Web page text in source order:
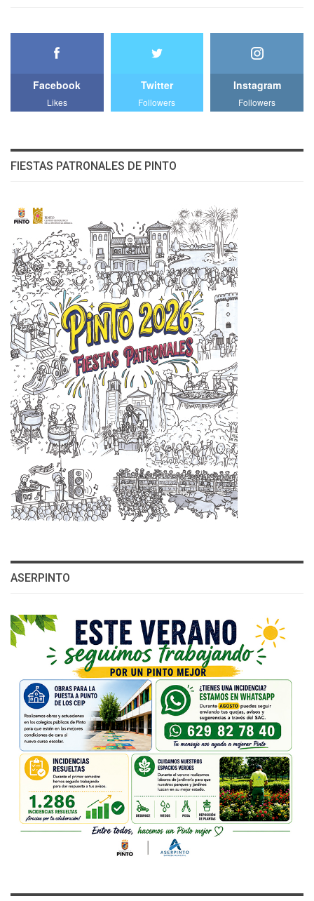
Facebook
Likes
Twitter
Followers
Instagram
Followers
FIESTAS PATRONALES DE PINTO
ASERPINTO